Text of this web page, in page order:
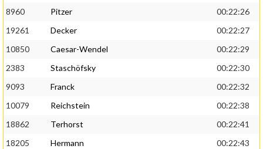
8960
Pitzer
00:22:26
19261
Decker
00:22:27
10850
Caesar-Wendel
00:22:29
2383
Staschöfsky
00:22:30
9093
Franck
00:22:32
10079
Reichstein
00:22:38
18862
Terhorst
00:22:41
18205
Hermann
00:22:43